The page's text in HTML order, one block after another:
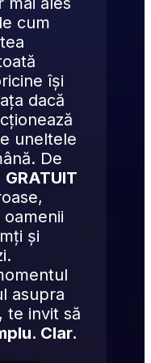
cum
își
dacă
uneltele
De
GRATUIT
și
asupra
te invit să
Clar.